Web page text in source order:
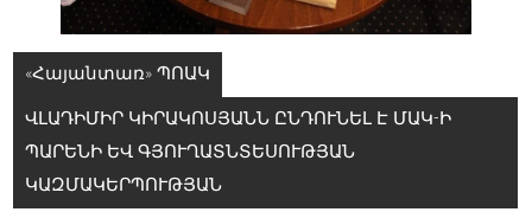
Գրառումների
նավարկումը
«Հայանտառ» ՊՈԱԿ
ՎԼԱԴԻՄԻՐ ԿԻՐԱԿՈՍՅԱՆՆ ԸՆԴՈՒՆԵԼ Է ՄԱԿ-Ի
ՊԱՐԵՆԻ ԵՎ ԳՅՈՒՂԱՏՆՏԵՍՈՒԹՅԱՆ
ԿԱԶՄԱԿԵՐՊՈՒԹՅԱՆ